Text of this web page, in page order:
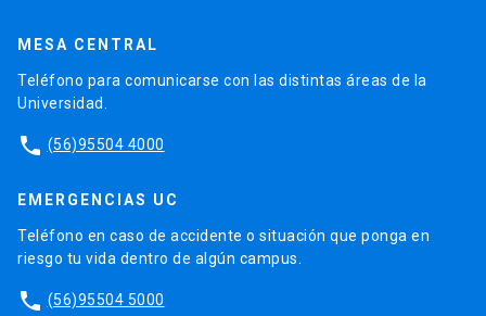
MESA CENTRAL
Teléfono para comunicarse con las distintas áreas de la
Universidad.
phone (56)95504 4000
EMERGENCIAS UC
Teléfono en caso de accidente o situación que ponga en
riesgo tu vida dentro de algún campus.
phone (56)95504 5000